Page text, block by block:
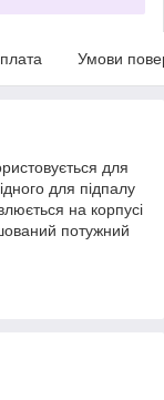
Умови
для
для підпалу
на корпусі
потужний